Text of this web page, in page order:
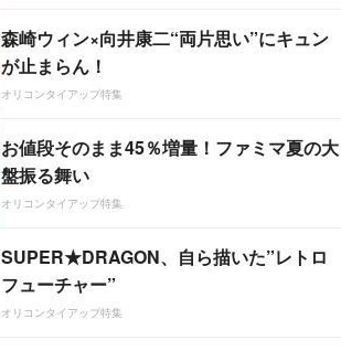
森崎ウィン×向井康二“両片思い”にキュン
が止まらん！
オリコンタイアップ特集
お値段そのまま45％増量！ファミマ夏の大
盤振る舞い
オリコンタイアップ特集
SUPER★DRAGON、自ら描いた”レトロ
フューチャー”
オリコンタイアップ特集